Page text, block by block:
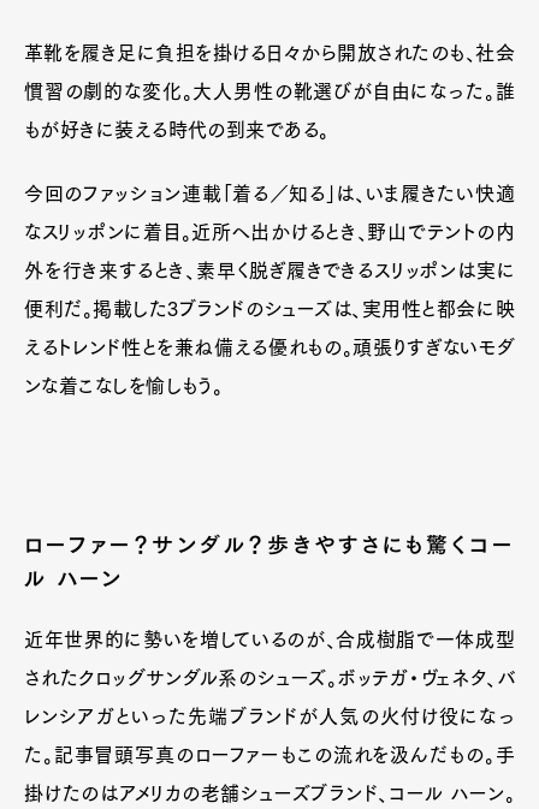
革靴を履き足に負担を掛ける日々から開放されたのも、社会
慣習の劇的な変化。大人男性の靴選びが自由になった。誰
もが好きに装える時代の到来である。
今回のファッション連載「着る／知る」は、いま履きたい快適
なスリッポンに着目。近所へ出かけるとき、野山でテントの内
外を行き来するとき、素早く脱ぎ履きできるスリッポンは実に
便利だ。掲載した3ブランドのシューズは、実用性と都会に映
えるトレンド性とを兼ね備える優れもの。頑張りすぎないモダ
ンな着こなしを愉しもう。
ローファー？サンダル？歩きやすさにも驚くコー
ル ハーン
近年世界的に勢いを増しているのが、合成樹脂で一体成型
されたクロッグサンダル系のシューズ。ボッテガ・ヴェネタ、バ
レンシアガといった先端ブランドが人気の火付け役になっ
た。記事冒頭写真のローファーもこの流れを汲んだもの。手
掛けたのはアメリカの老舗シューズブランド、コール ハーン。